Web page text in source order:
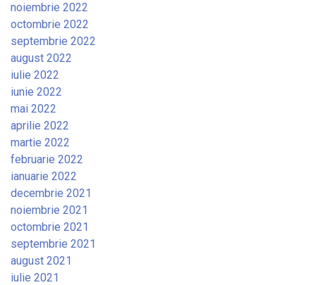
noiembrie 2022
octombrie 2022
septembrie 2022
august 2022
iulie 2022
iunie 2022
mai 2022
aprilie 2022
martie 2022
februarie 2022
ianuarie 2022
decembrie 2021
noiembrie 2021
octombrie 2021
septembrie 2021
august 2021
iulie 2021